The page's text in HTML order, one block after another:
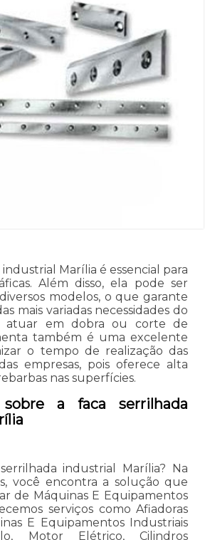
Marília é essencial para
Além disso, ela pode ser
modelos, o que garante
mais variadas necessidades do
atuar em dobra ou corte de
também é uma excelente
o tempo de realização das
empresas, pois oferece alta
nas superfícies.
a faca serrilhada
industrial Marília? Na
você encontra a solução que
de Máquinas E Equipamentos
serviços como Afiadoras
E Equipamentos Industriais
Motor Elétrico, Cilindros